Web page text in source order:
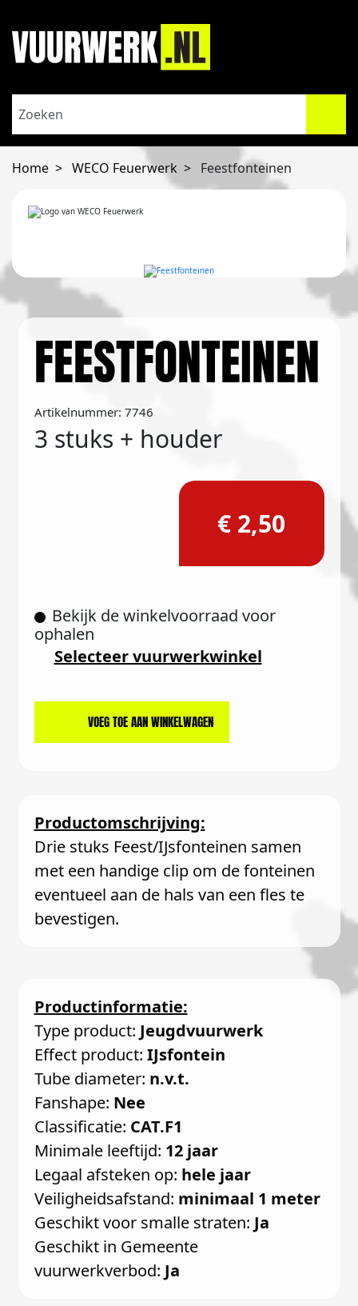
Home WECO Feuerwerk Feestfonteinen
FEESTFONTEINEN
Artikelnummer: 7746
3 stuks + houder
€ 2,50
Bekijk de winkelvoorraad voor
ophalen
Selecteer vuurwerkwinkel
VOEG TOE AAN WINKELWAGEN
Productomschrijving:
Drie stuks Feest/IJsfonteinen samen
met een handige clip om de fonteinen
eventueel aan de hals van een fles te
bevestigen.
Productinformatie:
Type product: Jeugdvuurwerk
Effect product: IJsfontein
Tube diameter: n.v.t.
Fanshape: Nee
Classificatie: CAT.F1
Minimale leeftijd: 12 jaar
Legaal afsteken op: hele jaar
Veiligheidsafstand: minimaal 1 meter
Geschikt voor smalle straten: Ja
Geschikt in Gemeente
vuurwerkverbod: Ja